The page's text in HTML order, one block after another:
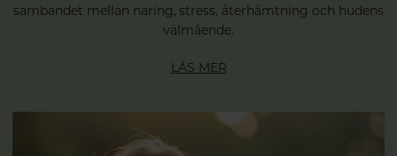
sambandet mellan näring, stress, återhämtning och hudens
välmående.
LÄS MER